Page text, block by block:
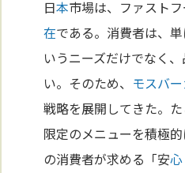
日本市場は、ファスト
在である。消費者は、
いうニーズだけでなく
い。そのため、 モスバ
戦略を展開してきた。
限定のメニューを積極
の消費者が求める「安心